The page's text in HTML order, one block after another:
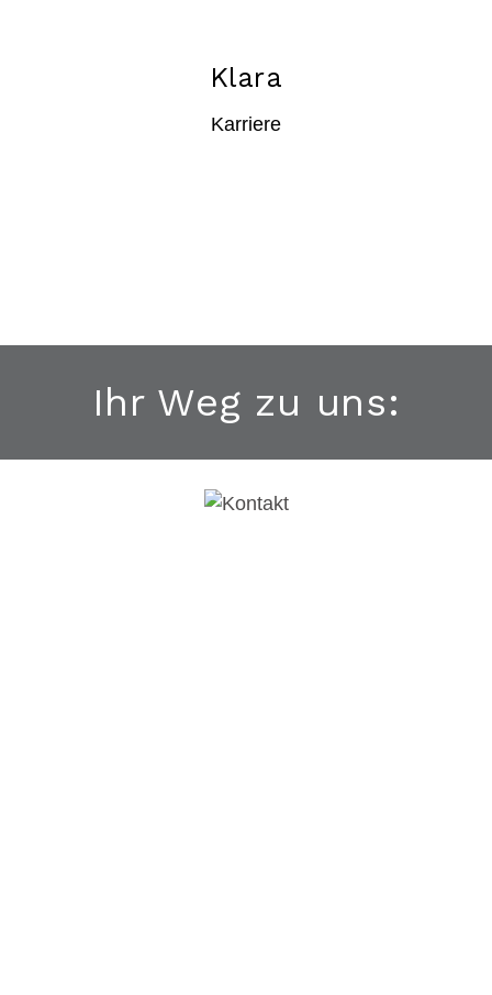
Klara
Karriere
Ihr Weg zu uns: